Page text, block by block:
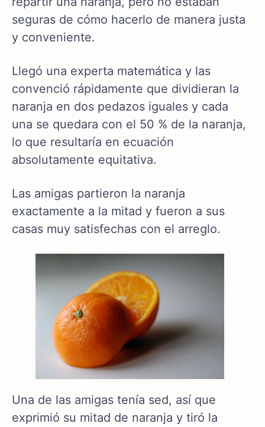
seguras de cómo hacerlo de manera justa
y conveniente.
Llegó una experta matemática y las
convenció rápidamente que dividieran la
naranja en dos pedazos iguales y cada
una se quedara con el 50 % de la naranja,
lo que resultaría en ecuación
absolutamente equitativa.
Las amigas partieron la naranja
exactamente a la mitad y fueron a sus
casas muy satisfechas con el arreglo.
Una de las amigas tenía sed, así que
exprimió su mitad de naranja y tiró la